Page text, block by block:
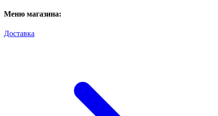
Меню магазина:
Доставка